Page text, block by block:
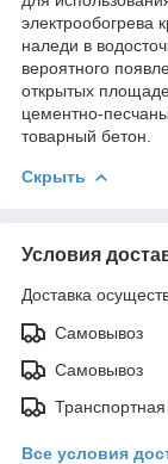
электрообогрева
наледи в
вероятного
открытых
цементно-
товарный бетон.
Скрыть
Условия
Доставка
Самовывоз
Самовывоз
Все условия